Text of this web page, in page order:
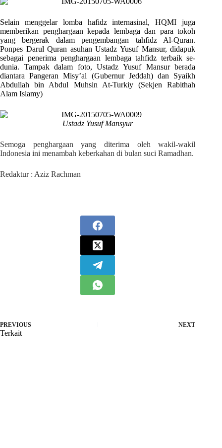
Selain menggelar lomba hafidz internasinal, HQMI juga
memberikan penghargaan kepada lembaga dan para tokoh
yang bergerak dalam pengembangan tahfidz Al-Quran.
Ponpes Darul Quran asuhan Ustadz Yusuf Mansur, didapuk
sebagai penerima penghargaan lembaga tahfidz terbaik se-
dunia. Tampak dalam foto, Ustadz Yusuf Mansur berada
diantara Pangeran Misy’al (Gubernur Jeddah) dan Syaikh
Abdullah bin Abdul Muhsin At-Turkiy (Sekjen Rabithah
Alam Islamy)
Ustadz Yusuf Mansyur
Semoga penghargaan yang diterima oleh wakil-wakil
Indonesia ini menambah keberkahan di bulan suci Ramadhan.
Redaktur : Aziz Rachman
PREVIOUS NEXT
Terkait